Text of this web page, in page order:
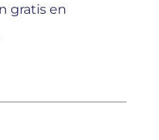
gratis en